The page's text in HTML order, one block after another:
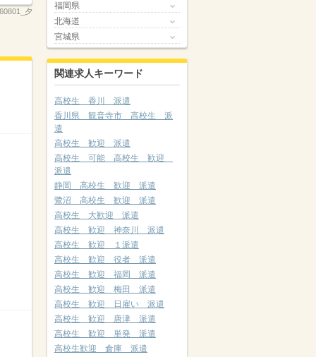
夕
福岡県
北海道
宮城県
関連求人キーワード
高校生 香川 派遣
香川県 観音寺市 高校生 派
遣
高校生 歓迎 派遣
高校生 可能 高校生 歓迎
派遣
静岡 高校生 歓迎 派遣
鷺沼 高校生 歓迎 派遣
高校生 大歓迎 派遣
高校生 歓迎 神奈川 派遣
高校生 歓迎 １派遣
高校生 歓迎 役者 派遣
高校生 歓迎 福岡 派遣
高校生 歓迎 梅田 派遣
高校生 歓迎 日雇い 派遣
高校生 歓迎 唐津 派遣
高校生 歓迎 単発 派遣
高校生歓迎 倉庫 派遣